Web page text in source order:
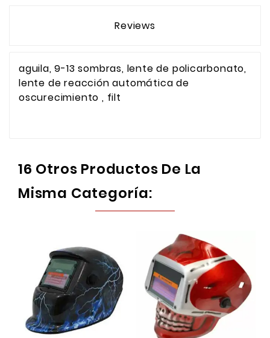
Reviews
aguila, 9-13 sombras, lente de policarbonato,
lente de reacción automática de
oscurecimiento , filt
16 Otros Productos De La
Misma Categoría: